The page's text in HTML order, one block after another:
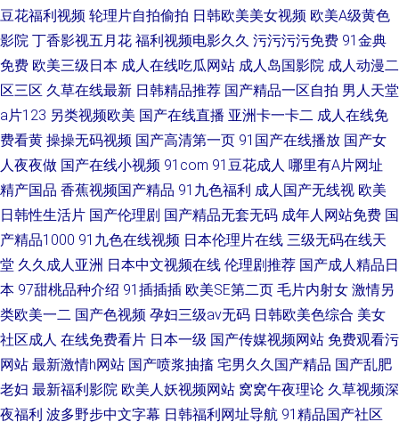
豆花福利视频 轮理片自拍偷拍 日韩欧美美女视频 欧美A级黄色
影院 丁香影视五月花 福利视频电影久久 污污污污免费 91金典
免费 欧美三级日本 成人在线吃瓜网站 成人岛国影院 成人动漫二
区三区 久草在线最新 日韩精品推荐 国产精品一区自拍 男人天堂
a片123 另类视频欧美 国产在线直播 亚洲卡一卡二 成人在线免
费看黄 操操无码视频 国产高清第一页 91国产在线播放 国产女
人夜夜做 国产在线小视频 91com 91豆花成人 哪里有A片网址
精产国品 香蕉视频国产精品 91九色福利 成人国产无线视 欧美
日韩性生活片 国产伦理剧 国产精品无套无码 成年人网站免费 国
产精品1000 91九色在线视频 日本伦理片在线 三级无码在线天
堂 久久成人亚洲 日本中文视频在线 伦理剧推荐 国产成人精品日
本 97甜桃品种介绍 91插插插 欧美SE第二页 毛片内射女 激情另
类欧美一二 国产色视频 孕妇三级av无码 日韩欧美色综合 美女
社区成人 在线免费看片 日本一级 国产传媒视频网站 免费观看污
网站 最新激情h网站 国产喷浆抽搐 宅男久久国产精品 国产乱肥
老妇 最新福利影院 欧美人妖视频网站 窝窝午夜理论 久草视频深
夜福利 波多野步中文字幕 日韩福利网址导航 91精品国产社区